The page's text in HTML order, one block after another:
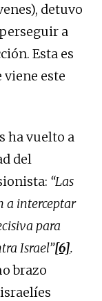
detuvo
a
Esta es
este
ha vuelto a
del
“Las
a interceptar
para
Israel”[6].
brazo